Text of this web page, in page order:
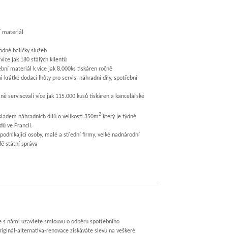
materiál
balíčky služeb
jak 180 stálých klientů
materiál k více jak 8.000ks tiskáren ročně
krátké dodací lhůty pro servis, náhradní díly, spotřební
servisovali více jak 115.000 kusů tiskáren a kancelářské
náhradních dílů o velikosti 350m2 který je týdně
ve Francii.
osoby, malé a střední firmy, velké nadnárodní
státní správa
s námi uzavřete smlouvu o odběru spotřebního
alternativa-renovace získáváte slevu na veškeré